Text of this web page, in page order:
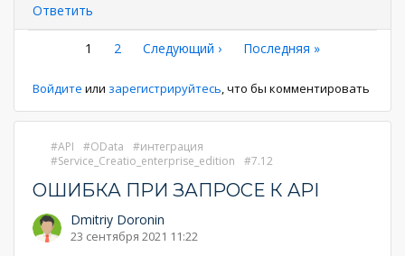
Ответить
Нумерация
Текущая
1 Страница
2
Следующая
Следующий ›
Последняя
Последняя »
Войдите или зарегистрируйтесь , что бы комментировать
API OData
интеграция
Service_Creatio_enterprise_edition
7.12
ОШИБКА ПРИ ЗАПРОСЕ К API
Dmitriy Doronin
23 сентября 2021 11:22